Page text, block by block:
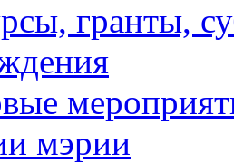
гранты,
мэрии